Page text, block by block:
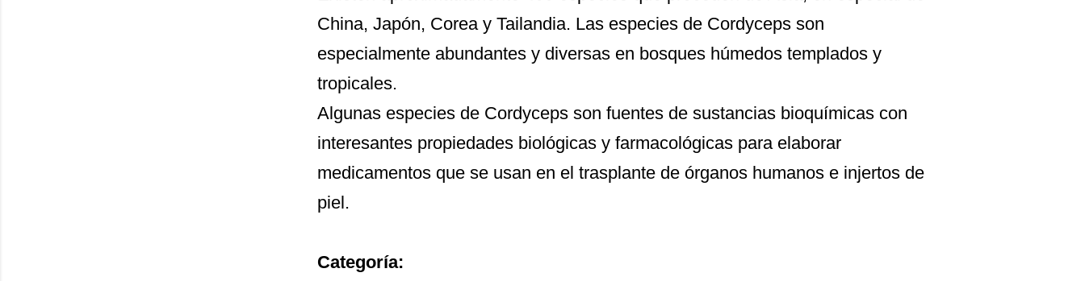
China, Japón, Corea y Tailandia. Las especies de Cordyceps son
especialmente abundantes y diversas en bosques húmedos templados y
tropicales.
Algunas especies de Cordyceps son fuentes de sustancias bioquímicas con
interesantes propiedades biológicas y farmacológicas para elaborar
medicamentos que se usan en el trasplante de órganos humanos e injertos de
piel.
Categoría: